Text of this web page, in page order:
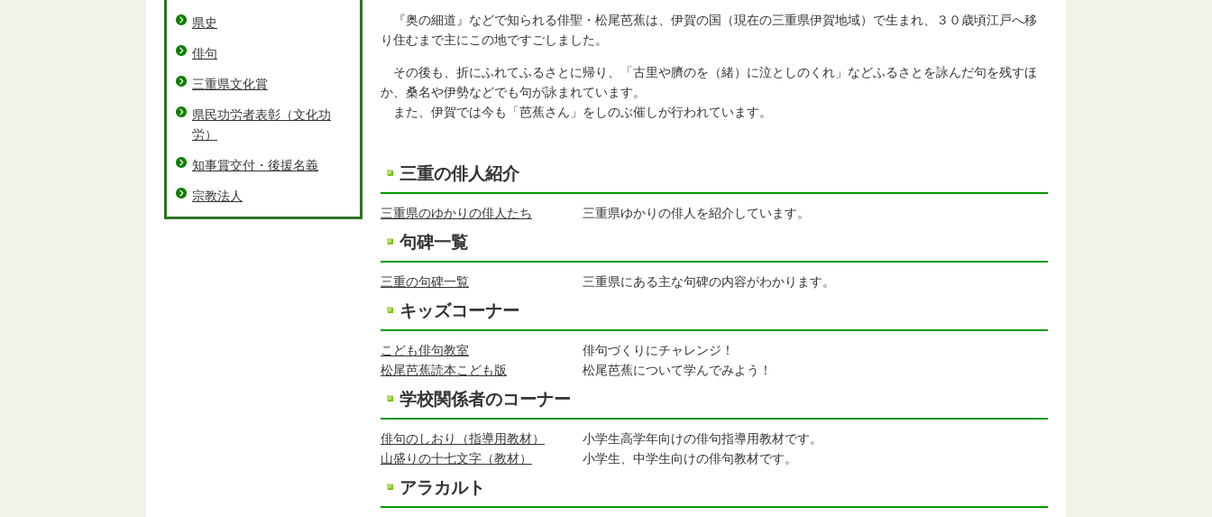
『奥の細道』などで知られる俳聖・松尾芭蕉は、伊賀の国（現在の三重県伊賀地域）で生まれ、３０歳頃江戸へ移
り住むまで主にこの地ですごしました。
その後も、折にふれてふるさとに帰り、「古里や臍のを（緒）に泣としのくれ」などふるさとを詠んだ句を残すほ
か、桑名や伊勢などでも句が詠まれています。
また、伊賀では今も「芭蕉さん」をしのぶ催しが行われています。
三重の俳人紹介
三重県のゆかりの俳人たち 三重県ゆかりの俳人を紹介しています。
句碑一覧
三重の句碑一覧 三重県にある主な句碑の内容がわかります。
キッズコーナー
こども俳句教室
俳句づくりにチャレンジ！
松尾芭蕉読本こども版 松尾芭蕉について学んでみよう！
学校関係者のコーナー
俳句のしおり（指導用教材）
小学生高学年向けの俳句指導用教材です。
山盛りの十七文字（教材）
小学生、中学生向けの俳句教材です。
アラカルト
県史
俳句
三重県文化賞
県民功労者表彰（文化功
労）
知事賞交付・後援名義
宗教法人